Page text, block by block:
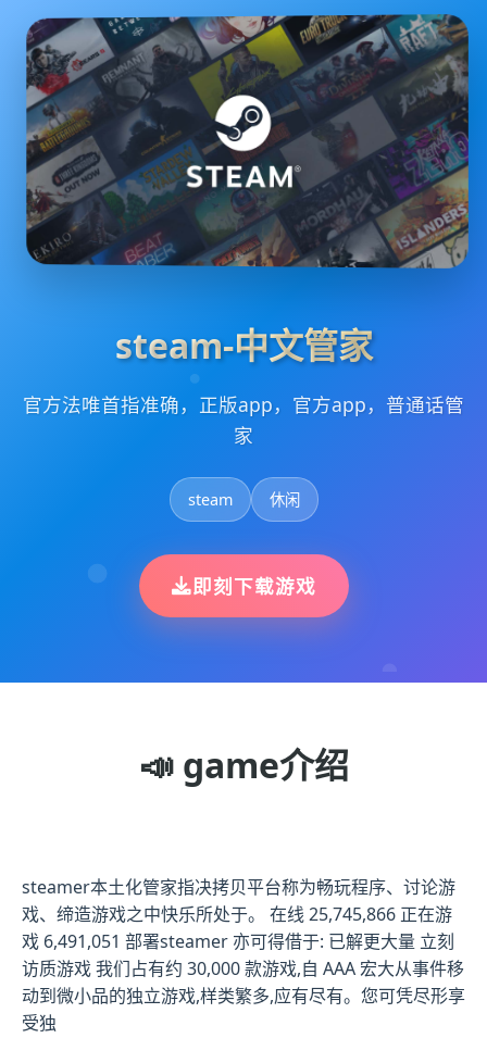
steam-中文管家
官方法唯首指准确，正版app，官方app，普通话管
家
steam 休闲
即刻下载游戏
📣 game介绍
steamer本土化管家指决拷贝平台称为畅玩程序、讨论游
戏、缔造游戏之中快乐所处于。 在线 25,745,866 正在游
戏 6,491,051 部署steamer 亦可得借于: 已解更大量 立刻
访质游戏 我们占有约 30,000 款游戏,自 AAA 宏大从事件移
动到微小品的独立游戏,样类繁多,应有尽有。您可凭尽形享
受独